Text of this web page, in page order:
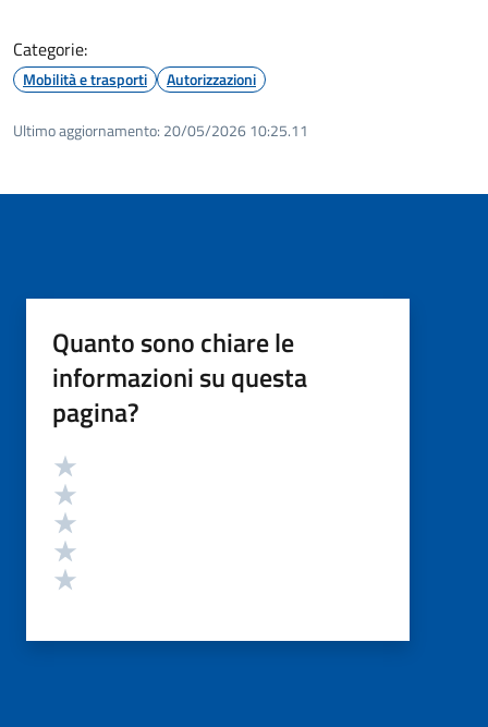
Categorie:
Mobilità e trasporti Autorizzazioni
Ultimo aggiornamento: 20/05/2026 10:25.11
Quanto sono chiare le
informazioni su questa
pagina?
Valutazione